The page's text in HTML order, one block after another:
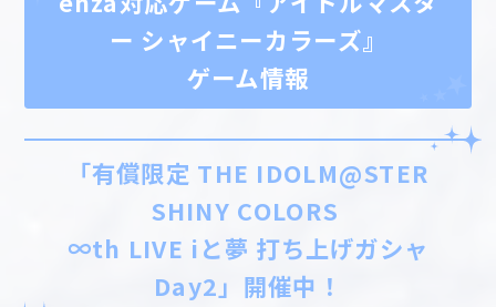
ー シャイニーカラーズ』
ゲーム情報
「有償限定 THE IDOLM@STER
SHINY COLORS
∞th LIVE iと夢 打ち上げガシャ
Day2」開催中！